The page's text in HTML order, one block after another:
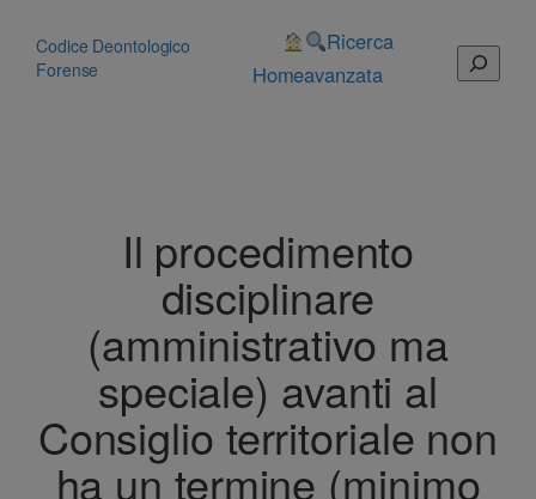
contenuto
Codice Deontologico
Forense
Home
Ricerca
avanzata
Cerca
Il procedimento
disciplinare
(amministrativo ma
speciale) avanti al
Consiglio territoriale non
ha un termine (minimo